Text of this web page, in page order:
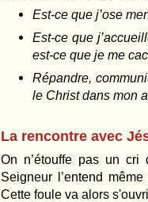
Est-ce que j’ose
Est-ce que
est-ce que je me
Répandre,
le Christ dans mon
La rencontre avec
On n’étouffe pas un
Seigneur l’entend
Cette foule va alors